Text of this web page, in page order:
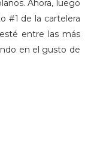
Ahora, luego
#1 de la cartelera
entre las más
en el gusto de